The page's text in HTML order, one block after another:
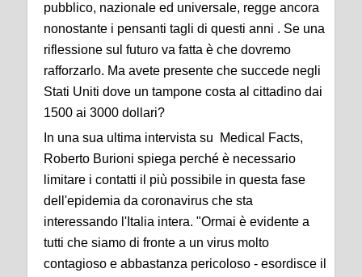
pubblico, nazionale ed universale, regge ancora
nonostante i pensanti tagli di questi anni . Se una
riflessione sul futuro va fatta è che dovremo
rafforzarlo. Ma avete presente che succede negli
Stati Uniti dove un tampone costa al cittadino dai
1500 ai 3000 dollari?
In una sua ultima intervista su Medical Facts,
Roberto Burioni spiega perché è necessario
limitare i contatti il più possibile in questa fase
dell'epidemia da coronavirus che sta
interessando l'Italia intera. "Ormai è evidente a
tutti che siamo di fronte a un virus molto
contagioso e abbastanza pericoloso - esordisce il